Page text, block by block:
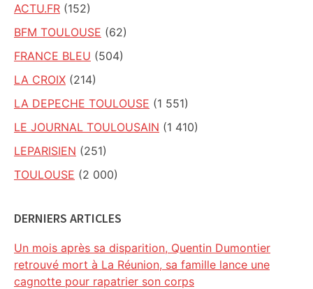
ACTU.FR (152)
BFM TOULOUSE (62)
FRANCE BLEU (504)
LA CROIX (214)
LA DEPECHE TOULOUSE (1 551)
LE JOURNAL TOULOUSAIN (1 410)
LEPARISIEN (251)
TOULOUSE (2 000)
DERNIERS ARTICLES
Un mois après sa disparition, Quentin Dumontier
retrouvé mort à La Réunion, sa famille lance une
cagnotte pour rapatrier son corps